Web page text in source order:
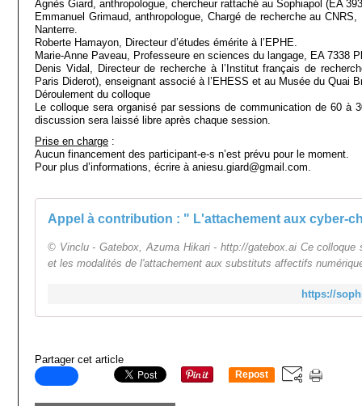
Agnès Giard, anthropologue, chercheur rattaché au Sophiapol (EA
Emmanuel Grimaud, anthropologue, Chargé de recherche au
Nanterre.
Roberte Hamayon, Directeur d’études émérite à l’EPHE.
Marie-Anne Paveau, Professeure en sciences du langage, EA 7338
Denis Vidal, Directeur de recherche à l’Institut français de
Paris Diderot), enseignant associé à l’EHESS et au Musée du Quai
Déroulement du colloque
Le colloque sera organisé par sessions de communication de 60 à
discussion sera laissé libre après chaque session.
Prise en charge :
Aucun financement des participant-e-s n’est prévu pour le moment.
Pour plus d’informations, écrire à aniesu.giard@gmail.com.
© Vinclu - Gatebox, Azuma Hikari - http://gatebox.ai Ce colloque
et les modalités de l'attachement aux substituts affectifs
https://
Partager cet article
Repost